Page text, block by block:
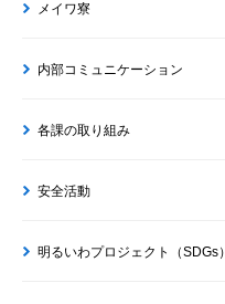
メイワ寮
内部コミュニケーション
各課の取り組み
安全活動
明るいわプロジェクト（SDGs）